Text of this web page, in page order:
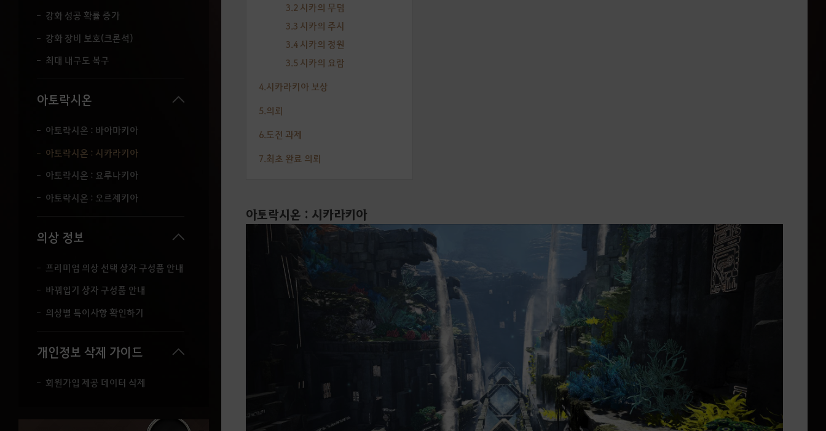
강화 성공 확률 증가
강화 장비 보호(크론석)
최대 내구도 복구
아토락시온
아토락시온 : 바아마키아
아토락시온 : 시카라키아
아토락시온 : 요루나키아
아토락시온 : 오르제키아
의상 정보
프리미엄 의상 선택 상자 구성품 안내
바꿔입기 상자 구성품 안내
의상별 특이사항 확인하기
개인정보 삭제 가이드
회원가입 제공 데이터 삭제
3.2 시카의 무덤
3.3 시카의 주시
3.4 시카의 정원
3.5 시카의 요람
4.시카라키아 보상
5.의뢰
6.도전 과제
7.최초 완료 의뢰
아토락시온 : 시카라키아